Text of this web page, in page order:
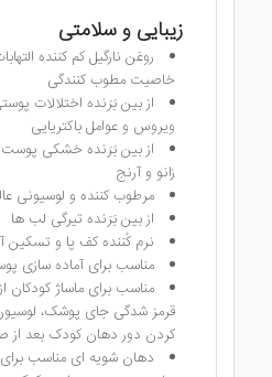
زیبایی و سلامتی
روغن نارگیل کم کننده
خاصیت مطوب کنندگی
از بین بَرَنده اختلالات
ویروس و عوامل باکتریایی
از بین بَرَنده خشکی
زانو و آرنج
مرطوب کننده و لوسیونی
از بین بَرَنده تیرگی لب ها
نرم کُننده کف پا و تسکین
مناسب برای آماده سازی
مناسب برای ماساژ
قرمز شدگی جای پوشک،
کردن دور دهان کودک بعد از
دهان شویه ای مناسب برای